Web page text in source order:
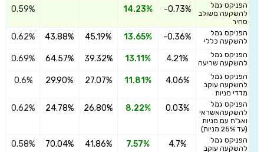
הפניקס גמל
להשקעה משולב
סחיר
-0.73%
14.23%
0.59%
הפניקס גמל
להשקעה כללי
-0.36%
13.65%
45.19%
43.88%
0.62%
הפניקס גמל
להשקעה שריעה
4.21%
13.11%
39.32%
64.57%
0.69%
הפניקס גמל
להשקעה עוקב
מדדי מניות
4.06%
11.81%
27.07%
29.90%
0.6%
הפניקס גמל
להשקעהאשראי
ואג"ח עם מניות
(עד 25% מניות)
0.03%
8.22%
26.80%
24.78%
0.62%
הפניקס גמל
להשקעה עוקב
4.7%
7.57%
41.86%
70.04%
0.58%